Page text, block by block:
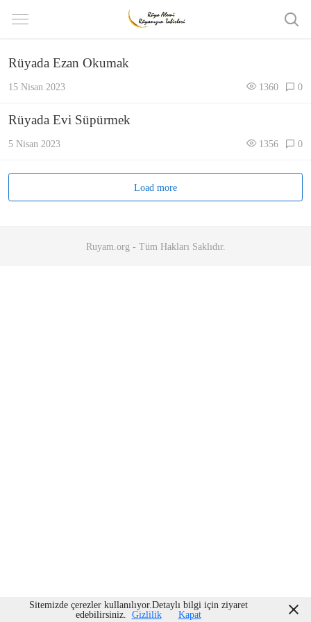
Rüyada Ezan Okumak
15 Nisan 2023 1360 0
Rüyada Evi Süpürmek
5 Nisan 2023 1356 0
Load more
Ruyam.org - Tüm Hakları Saklıdır.
Sitemizde çerezler kullanılıyor.Detaylı bilgi için ziyaret
edebilirsiniz.
Gizlilik Kapat